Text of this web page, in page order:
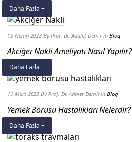
Daha Fazla +
13 Nisan 2023 By Prof. Dr. Adalet Demir in Blog
Akciğer Nakli Ameliyatı Nasıl Yapılır?
Daha Fazla +
10 Mart 2023 By Prof. Dr. Adalet Demir in Blog
Yemek Borusu Hastalıkları Nelerdir?
Daha Fazla +